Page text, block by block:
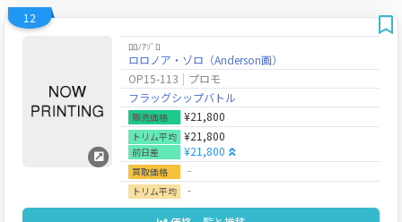
12
ﾛﾛﾉｱｿﾞﾛ
ロロノア・ゾロ（Anderson画）
OP15-113
プロモ
フラッグシップバトル
販売価格 ¥21,800
トリム平均 ¥21,800
前日差 ¥21,800
買取価格 ‐
トリム平均 ‐